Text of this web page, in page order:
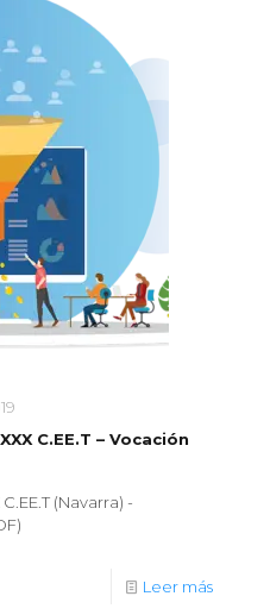
C.EE.T – Vocación
(Navarra) -
Leer más